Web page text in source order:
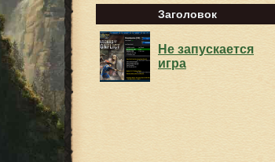
Заголовок
Не запускается
игра